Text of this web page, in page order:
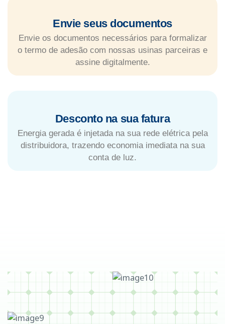
Envie seus documentos
Envie os documentos necessários para formalizar
o termo de adesão com nossas usinas parceiras e
assine digitalmente.
Desconto na sua fatura
Energia gerada é injetada na sua rede elétrica pela
distribuidora, trazendo economia imediata na sua
conta de luz.